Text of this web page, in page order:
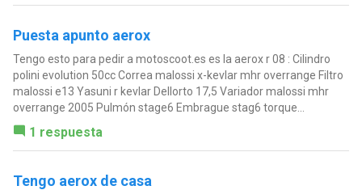
Puesta apunto aerox
Tengo esto para pedir a motoscoot.es es la aerox r 08 : Cilindro
polini evolution 50cc Correa malossi x-kevlar mhr overrange Filtro
malossi e13 Yasuni r kevlar Dellorto 17,5 Variador malossi mhr
overrange 2005 Pulmón stage6 Embrague stag6 torque...
1 respuesta
Tengo aerox de casa